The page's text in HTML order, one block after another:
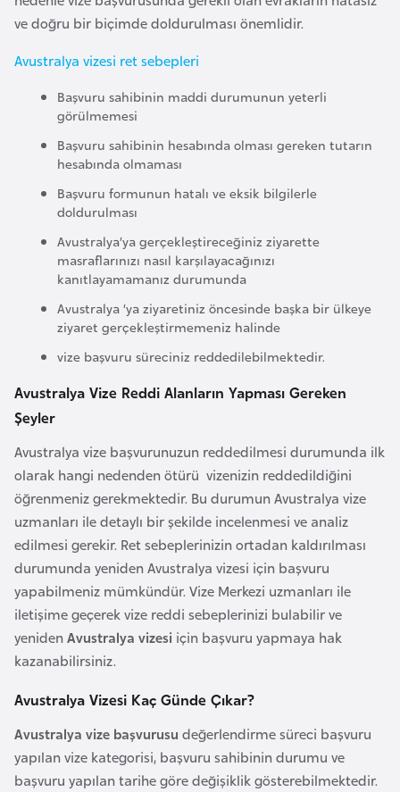
ve doğru bir biçimde doldurulması önemlidir.
Avustralya vizesi ret sebepleri
Başvuru sahibinin maddi durumunun yeterli
görülmemesi
Başvuru sahibinin hesabında olması gereken tutarın
hesabında olmaması
Başvuru formunun hatalı ve eksik bilgilerle
doldurulması
Avustralya’ya gerçekleştireceğiniz ziyarette
masraflarınızı nasıl karşılayacağınızı
kanıtlayamamanız durumunda
Avustralya ‘ya ziyaretiniz öncesinde başka bir ülkeye
ziyaret gerçekleştirmemeniz halinde
vize başvuru süreciniz reddedilebilmektedir.
Avustralya Vize Reddi Alanların Yapması Gereken
Şeyler
Avustralya vize başvurunuzun reddedilmesi durumunda ilk
olarak hangi nedenden ötürü vizenizin reddedildiğini
öğrenmeniz gerekmektedir. Bu durumun Avustralya vize
uzmanları ile detaylı bir şekilde incelenmesi ve analiz
edilmesi gerekir. Ret sebeplerinizin ortadan kaldırılması
durumunda yeniden Avustralya vizesi için başvuru
yapabilmeniz mümkündür. Vize Merkezi uzmanları ile
iletişime geçerek vize reddi sebeplerinizi bulabilir ve
yenidenAvustralya vizesi için başvuru yapmaya hak
kazanabilirsiniz.
Avustralya Vizesi Kaç Günde Çıkar?
Avustralya vize başvurusu değerlendirme süreci başvuru
yapılan vize kategorisi, başvuru sahibinin durumu ve
başvuru yapılan tarihe göre değişiklik gösterebilmektedir.
t
y
a
h
i
l
i
F
i
n
l
a
n
i
y
a